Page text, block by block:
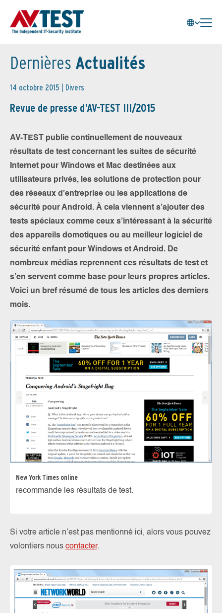
Dernières Actualités
14 octobre 2015 | Divers
Revue de presse d’AV-TEST III/2015
AV-TEST publie continuellement de nouveaux
résultats de test concernant les suites de sécurité
Internet pour Windows et Mac destinées aux
utilisateurs privés, les solutions de protection pour
des réseaux d’entreprise ou les applications de
sécurité pour Android. À cela viennent s’ajouter des
tests spéciaux comme ceux s’intéressant à la sécurité
des appareils domotiques ou au meilleur logiciel de
sécurité enfant pour Windows et Android. De
nombreux médias reprennent ces résultats de test et
s’en servent comme base pour leurs propres articles.
Voici un bref résumé de tous les articles des derniers
mois.
New York Times online
recommande les résultats de test.
Si votre article n’est pas mentionné ici, alors vous pouvez
volontiers nous contacter.